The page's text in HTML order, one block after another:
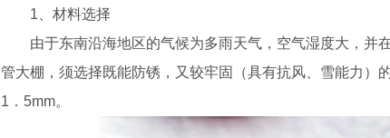
1、材料选择
由于东南沿海地区的气候为多雨天气，空气湿度大，并
管大棚，须选择既能防锈，又较牢固（具有抗风、雪能力）
1．5mm。